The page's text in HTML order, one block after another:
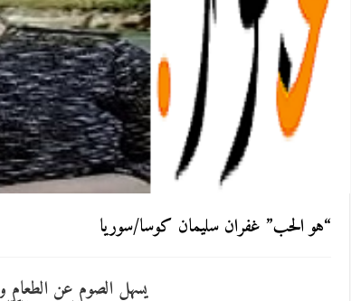
“هو الحب” غفران سليمان كوسا/سوريا
يسهل الصوم عن الطعام